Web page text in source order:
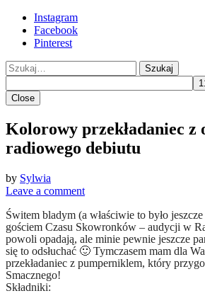
Instagram
Facebook
Pinterest
Szukaj
Close
Kolorowy przekładaniec z
radiowego debiutu
by Sylwia
Leave a comment
Świtem bladym (a właściwie to było
gościem Czasu Skowronków – audycji w
powoli opadają, ale minie pewnie jeszcze
się to odsłuchać 🙂 Tymczasem mam dla
przekładaniec z pumperniklem, który
Smacznego!
Składniki: